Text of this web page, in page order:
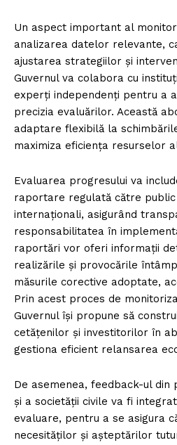
Un aspect important al
analizarea datelor relevante,
ajustarea strategiilor și
Guvernul va colabora cu
experți independenți pentru a
precizia evaluărilor. Această
adaptare flexibilă la
maximiza eficiența resurselor
Evaluarea progresului va
raportare regulată către
internaționali, asigurând
responsabilitatea în
raportări vor oferi informații
realizările și provocările
măsurile corective adoptate,
Prin acest proces de
Guvernul își propune să
cetățenilor și investitorilor în
gestiona eficient relansarea
De asemenea, feedback-ul
și a societății civile va fi
evaluare, pentru a se asigura
necesităților și așteptărilor